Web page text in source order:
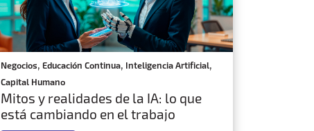
Negocios, Educación Continua, Inteligencia Artificial,
Capital Humano
Mitos y realidades de la IA: lo que
está cambiando en el trabajo